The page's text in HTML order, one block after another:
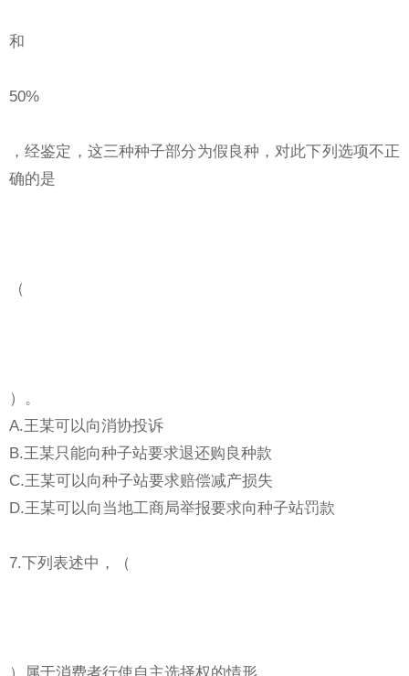
和
50%
，经鉴定，这三种种子部分为假良种，对此下列选项不正
确的是
（
）。
A.王某可以向消协投诉
B.王某只能向种子站要求退还购良种款
C.王某可以向种子站要求赔偿减产损失
D.王某可以向当地工商局举报要求向种子站罚款
7.下列表述中，（
）属于消费者行使自主选择权的情形。